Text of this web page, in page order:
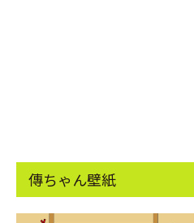
傳ちゃん壁紙